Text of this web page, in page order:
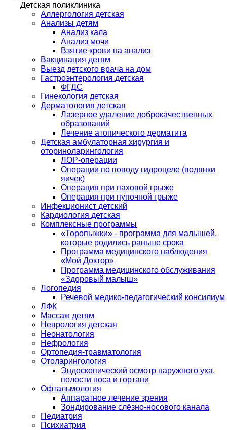
Детская поликлиника
Аллергология детская
Анализы детям
Анализ кала
Анализ мочи
Взятие крови на анализ
Вакцинация детям
Выезд детского врача на дом
Гастроэнтерология детская
ФГДС
Гинекология детская
Дерматология детская
Лазерное удаление доброкачественных
образований
Лечение атопического дерматита
Детская амбулаторная хирургия и
оториноларингология
ЛОР-операции
Операции по поводу гидроцеле (водянки
яичек)
Операция при паховой грыже
Операция при пупочной грыже
Инфекционист детский
Кардиология детская
Комплексные программы
«Торопыжки» - программа для малышей,
которые родились раньше срока
Программа медицинского наблюдения
«Мой Доктор»
Программа медицинского обслуживания
«Здоровый малыш»
Логопедия
Речевой медико-педагогический консилиум
ЛФК
Массаж детям
Неврология детская
Неонатология
Нефрология
Ортопедия-травматология
Отоларингология
Эндоскопический осмотр наружного уха,
полости носа и гортани
Офтальмология
Аппаратное лечение зрения
Зондирование слёзно-носового канала
Педиатрия
Психиатрия